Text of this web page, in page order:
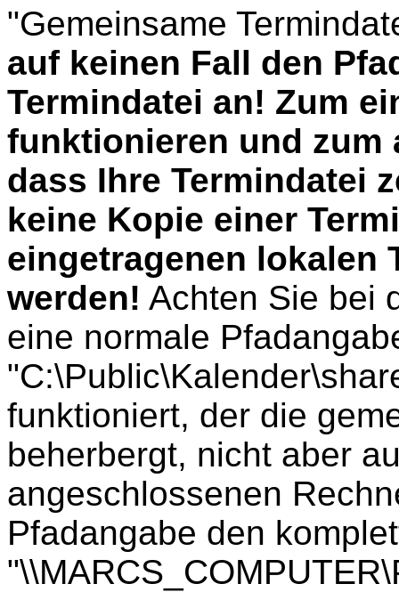
"Gemeinsame
auf keinen Fall den
Termindatei an! Zum
funktionieren und zum
dass Ihre Termindatei
keine Kopie einer
eingetragenen lokalen
werden! Achten Sie bei
eine normale
funktioniert, der die
beherbergt, nicht aber
angeschlossenen
Pfadangabe den